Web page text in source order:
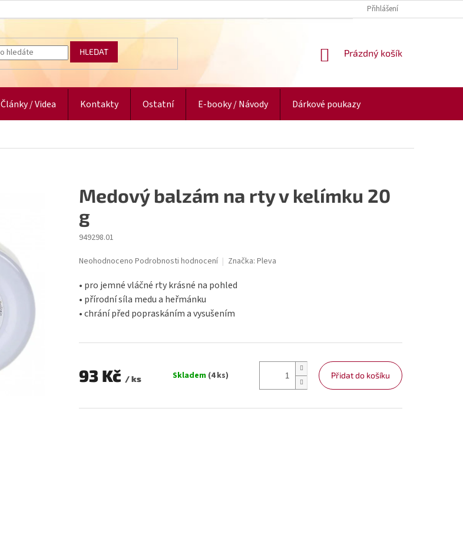
Přihlášení
HLEDAT
NÁKUPNÍ
Prázdný košík
Články / Videa Kontakty Ostatní E-booky / Návody Dárkové poukazy
• pro jemné vláčné rty krásné na pohled
• přírodní síla medu a heřmánku
• chrání před popraskáním a vysušením
93 Kč / ks
Skladem (4 ks) Přidat do košíku
Medový balzám na rty v kelímku 20
g
949298.01
Průměrné
produktu
0,0
z
Neohodnoceno Podrobnosti hodnocení Značka: Pleva